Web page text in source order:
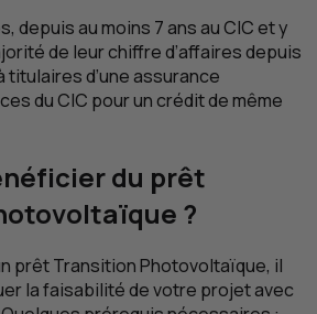
depuis au moins 7 ans auCICet y
de leur chiffre d’affaires depuis
titulaires d’une assurance
duCIC pour un crédit de même
du prêt
?
prêt Transition Photovoltaïque, il
la faisabilité de votre projet avec